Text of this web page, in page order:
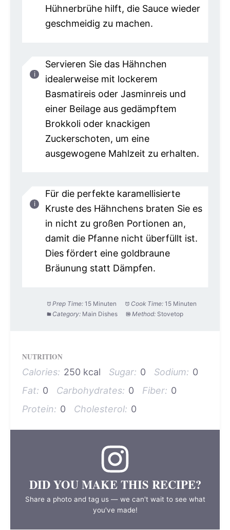
Hühnerbrühe hilft, die Sauce wieder
geschmeidig zu machen.
Servieren Sie das Hähnchen
idealerweise mit lockerem
Basmatireis oder Jasminreis und
einer Beilage aus gedämpftem
Brokkoli oder knackigen
Zuckerschoten, um eine
ausgewogene Mahlzeit zu erhalten.
Für die perfekte karamellisierte
Kruste des Hähnchens braten Sie es
in nicht zu großen Portionen an,
damit die Pfanne nicht überfüllt ist.
Dies fördert eine goldbraune
Bräunung statt Dämpfen.
Prep Time: 15 Minuten Cook Time: 15 Minuten
Category: Main Dishes Method: Stovetop
NUTRITION
Calories: 250 kcal Sugar: 0 Sodium: 0
Fat: 0 Carbohydrates: 0 Fiber: 0
Protein: 0 Cholesterol: 0
DID YOU MAKE THIS RECIPE?
Share a photo and tag us — we can't wait to see what
you've made!